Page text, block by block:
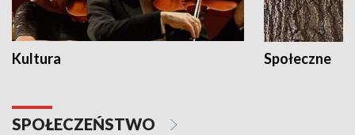
Kultura Społeczne
SPOŁECZEŃSTWO